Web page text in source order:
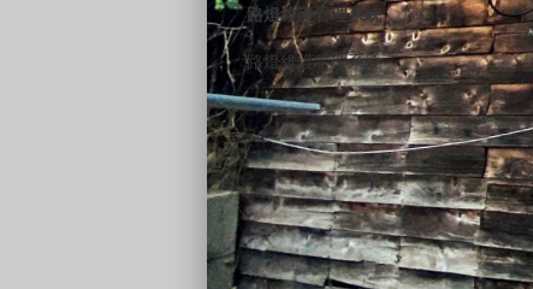
路燈維護管理系統
路燈維護管理系統